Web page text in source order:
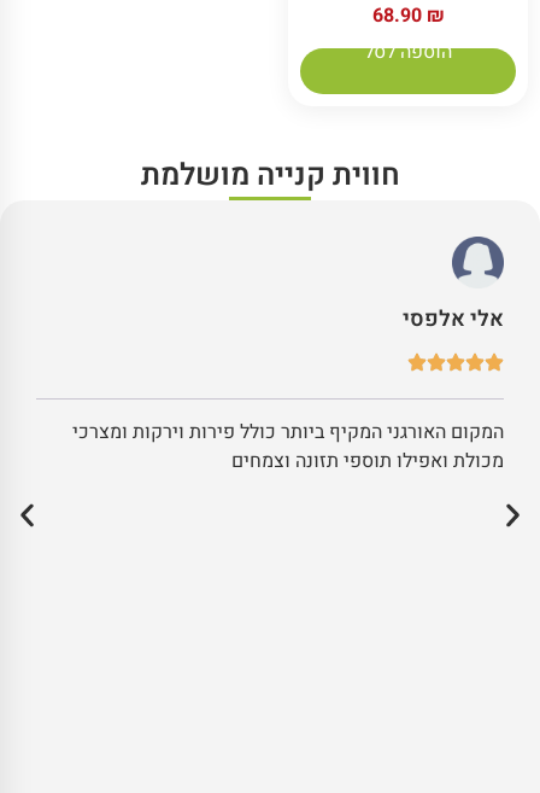
68.90 ₪
הוספה לסל
חווית קנייה מושלמת
אלי אלפסי
המקום האורגני המקיף ביותר כולל פירות וירקות ומצרכי
מכולת ואפילו תוספי תזונה וצמחים